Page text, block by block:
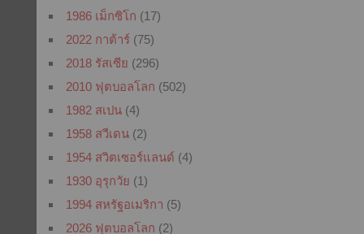
1986 เม็กซิโก (17)
2022 กาต้าร์(75)
2018 รัสเซีย (296)
2010 ฟุตบอลโลก (502)
1982 สเปน(4)
1958 สวีเดน(2)
1954 สวิตเซอร์แลนด์ (4)
1930 อุรุกวัย (1)
1994 สหรัฐอเมริกา (5)
2026 ฟุตบอลโลก (2)